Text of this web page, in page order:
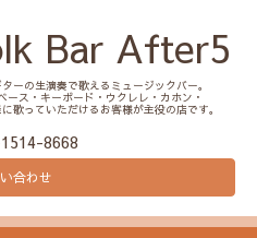
Bar After5
ーの生演奏で歌えるミュージックバー。
ス・キーボード・ウクレレ・カホン・
歌っていただけるお客様が主役の店です。
8668
合わせ